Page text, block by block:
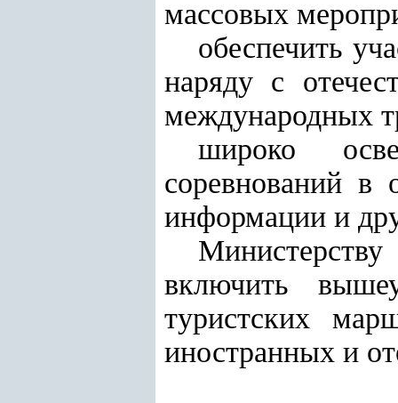
массовых
обеспечить
наряду с
международных
широко
соревнований в
информации и
включить
туристских
иностранных и